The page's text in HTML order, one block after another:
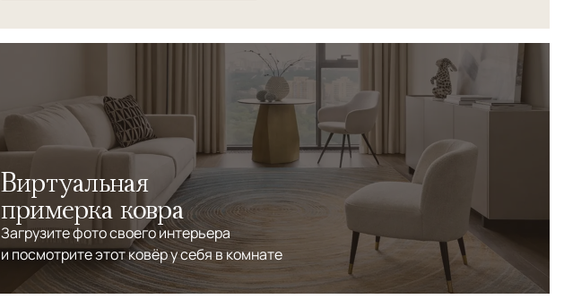
Виртуальная
примерка ковра
Загрузите фото своего интерьера
и посмотрите этот ковёр у себя в комнате